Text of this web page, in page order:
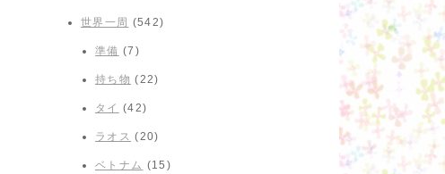
世界一周 (542)
準備 (7)
持ち物 (22)
タイ (42)
ラオス (20)
ベトナム (15)